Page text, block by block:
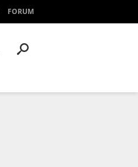
FORUM